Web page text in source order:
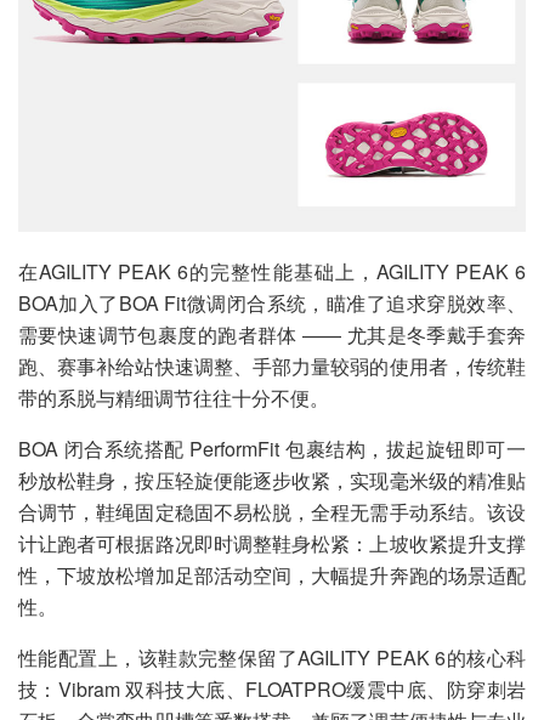
在AGILITY PEAK 6的完整性能基础上，AGILITY PEAK 6
BOA加入了BOA Fit微调闭合系统，瞄准了追求穿脱效率、
需要快速调节包裹度的跑者群体 —— 尤其是冬季戴手套奔
跑、赛事补给站快速调整、手部力量较弱的使用者，传统鞋
带的系脱与精细调节往往十分不便。
BOA 闭合系统搭配 PerformFit 包裹结构，拔起旋钮即可一
秒放松鞋身，按压轻旋便能逐步收紧，实现毫米级的精准贴
合调节，鞋绳固定稳固不易松脱，全程无需手动系结。该设
计让跑者可根据路况即时调整鞋身松紧：上坡收紧提升支撑
性，下坡放松增加足部活动空间，大幅提升奔跑的场景适配
性。
性能配置上，该鞋款完整保留了AGILITY PEAK 6的核心科
技：Vibram 双科技大底、FLOATPRO缓震中底、防穿刺岩